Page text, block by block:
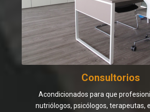
Consultorios
Acondicionados para que
nutriólogos, psicólogos, terapeutas,